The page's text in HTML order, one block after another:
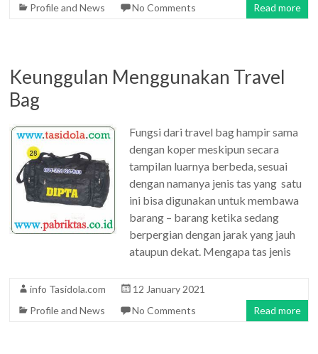
Profile and News
No Comments Read more
Keunggulan Menggunakan Travel
Bag
Fungsi dari travel bag hampir sama
dengan koper meskipun secara
tampilan luarnya berbeda, sesuai
dengan namanya jenis tas yang satu
ini bisa digunakan untuk membawa
barang – barang ketika sedang
berpergian dengan jarak yang jauh
ataupun dekat. Mengapa tas jenis
info Tasidola.com
12 January 2021
Profile and News
No Comments Read more